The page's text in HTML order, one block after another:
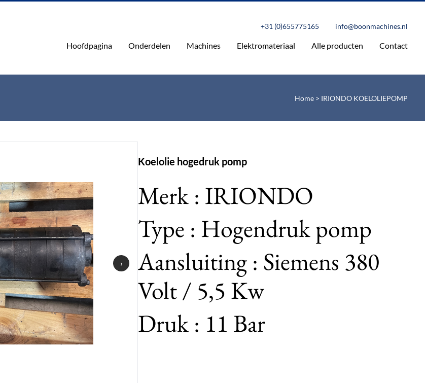
+31 (0)655775165 info@boonmachines.nl
Hoofdpagina Onderdelen Machines Elektromateriaal Alle producten Contact
Home > IRIONDO KOELOLIEPOMP
›
Koelolie hogedruk pomp
Merk : IRIONDO
Type : Hogendruk pomp
Aansluiting : Siemens 380
Volt / 5,5 Kw
Druk : 11 Bar